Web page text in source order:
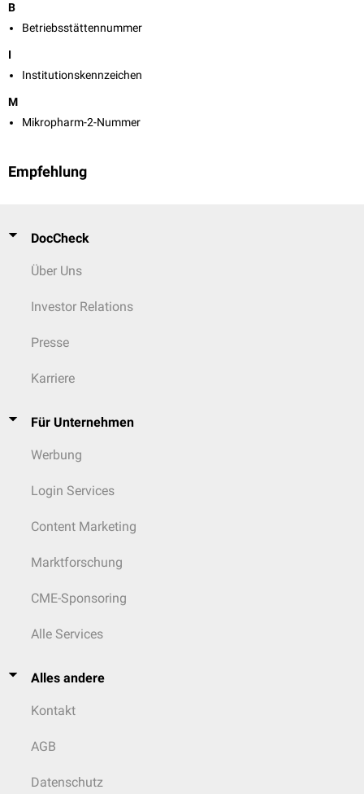
B
Betriebsstättennummer
I
Institutionskennzeichen
M
Mikropharm-2-Nummer
Empfehlung
DocCheck
Über Uns
Investor Relations
Presse
Karriere
Für Unternehmen
Werbung
Login Services
Content Marketing
Marktforschung
CME-Sponsoring
Alle Services
Alles andere
Kontakt
AGB
Datenschutz